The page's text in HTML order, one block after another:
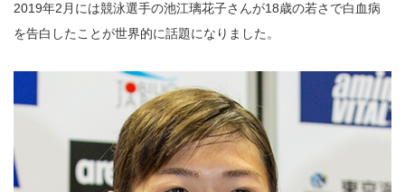
2019年2月には競泳選手の池江璃花子さんが18歳の若さで白血病
を告白したことが世界的に話題になりました。